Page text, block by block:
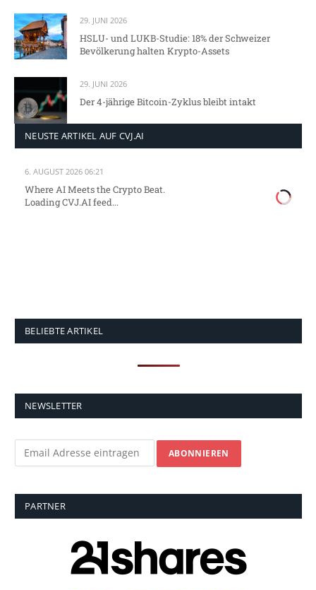
29. JUNI 2026
HSLU- und LUKB-Studie: 18% der Schweizer
Bevölkerung halten Krypto-Assets
29. JUNI 2026
Der 4-jährige Bitcoin-Zyklus bleibt intakt
NEUSTE ARTIKEL AUF CVJ.AI
6. AUGUST 2026 06:21
Where AI Meets the Crypto Beat.
Loading CVJ.AI feed...
BELIEBTE ARTIKEL
NEWSLETTER
PARTNER